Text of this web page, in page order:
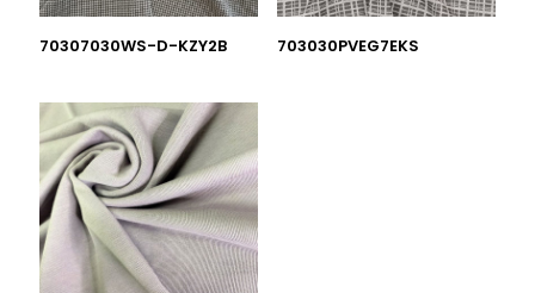
70307030WS-D-KZY2B 703030PVEG7EKS